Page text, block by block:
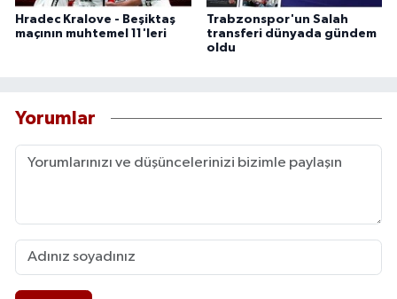
Hradec Kralove - Beşiktaş
maçının muhtemel 11'leri
Trabzonspor'un Salah
transferi dünyada gündem
oldu
Yorumlar